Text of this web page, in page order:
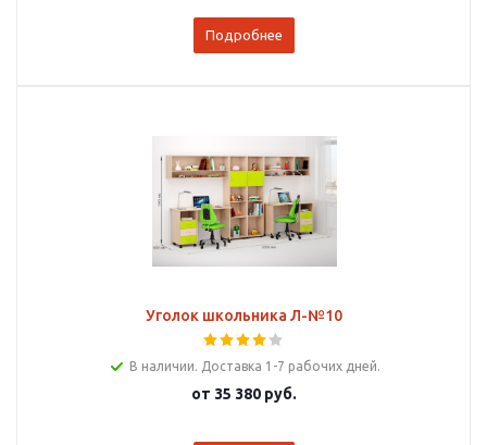
Подробнее
Уголок школьника Л-№10
В наличии. Доставка 1-7 рабочих дней.
от 35 380 руб.